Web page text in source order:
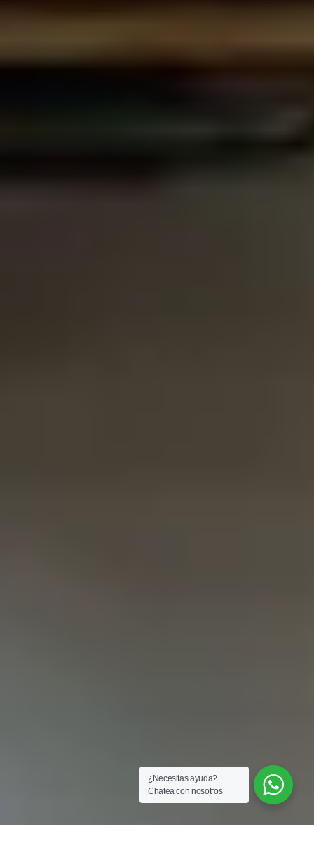
¿Necesitas ayuda?
Chatea con nosotros